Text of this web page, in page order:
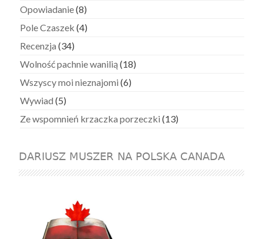
Opowiadanie(8)
Pole Czaszek (4)
Recenzja (34)
Wolność pachnie wanilią (18)
Wszyscy moi nieznajomi (6)
Wywiad (5)
Ze wspomnień krzaczka porzeczki (13)
DARIUSZ MUSZER NA POLSKA CANADA